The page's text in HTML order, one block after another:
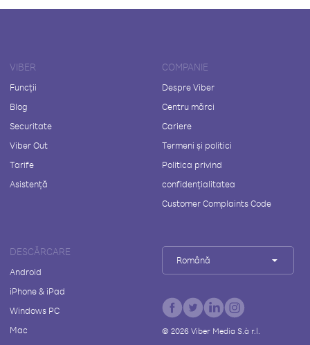
VIBER
Funcții
Blog
Securitate
Viber Out
Tarife
Asistență
COMPANIE
Despre Viber
Centru mărci
Cariere
Termeni și politici
Politica privind
confidențialitatea
Customer Complaints Code
DESCĂRCARE
Android
iPhone & iPad
Windows PC
Mac
Română
© 2026Viber Media S.à r.l.